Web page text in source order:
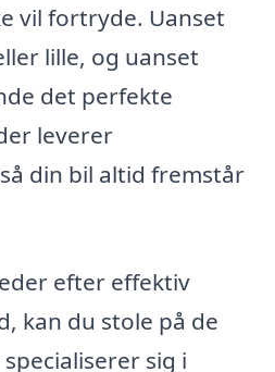
vil fortryde. Uanset
lille, og uanset
det perfekte
leverer
din bil altid fremstår
efter effektiv
kan du stole på de
sig i